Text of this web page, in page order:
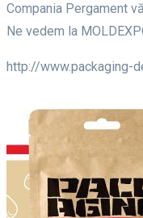
Compania Pergament
Ne vedem la
http://www.packaging-